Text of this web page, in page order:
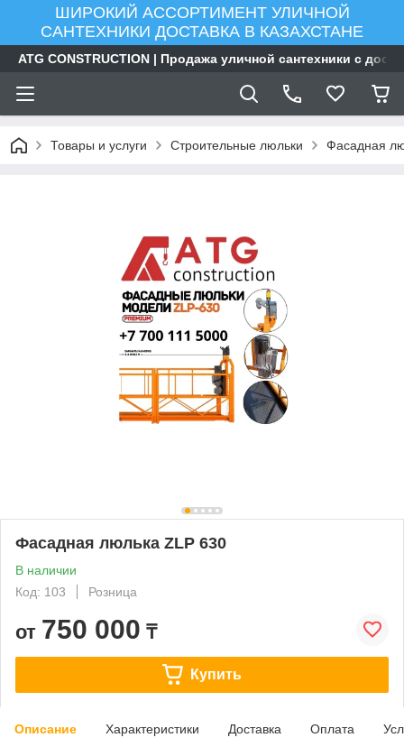
ШИРОКИЙ АССОРТИМЕНТ УЛИЧНОЙ
САНТЕХНИКИ ДОСТАВКА В КАЗАХСТАНЕ
ATG CONSTRUCTION | Продажа уличной сантехники с
Товары и услуги Строительные люльки Фасадная
Фасадная люлька ZLP 630
В наличии
Код: 103
Розница
от 750 000 ₸
Купить
Описание Характеристики Доставка Оплата